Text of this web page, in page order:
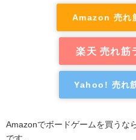
Amazon 売れ
楽天 売れ筋
Yahoo! 売れ
Amazonでボードゲームを買うなら
です。